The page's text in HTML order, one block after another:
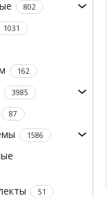
802
1031
162
3985
87
1586
51